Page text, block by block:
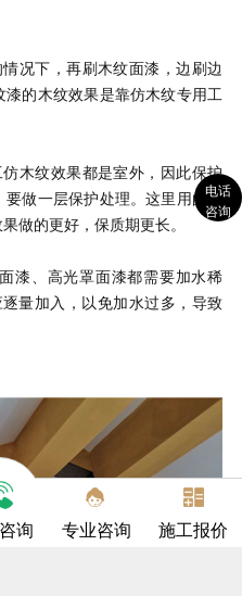
况下，再刷木纹面漆，边刷边
的木纹效果是靠仿木纹专用工
木纹效果都是室外，因此保护
做一层保护处理。这里用的是
做的更好，保质期更长。
漆、高光罩面漆都需要加水稀
量加入，以免加水过多，导致
询 专业咨询 施工报价
电话
咨询